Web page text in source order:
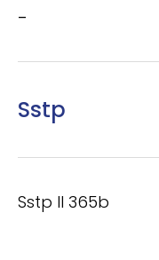
–
Sstp
Sstp II 365b